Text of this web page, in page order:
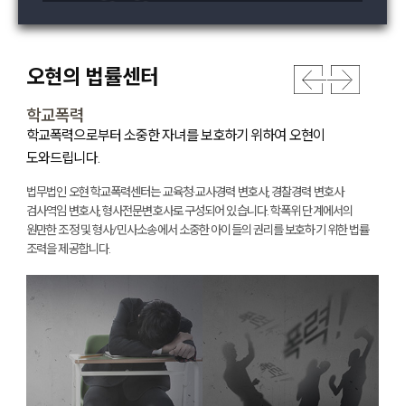
오현의 법률센터
학교폭력
학교폭력으로부터 소중한 자녀를 보호하기 위하여 오현이
도와드립니다.
법무법인 오현 학교폭력센터는 교육청·교사경력 변호사, 경찰경력 변호사
검사역임 변호사, 형사전문변호사로 구성되어 있습니다. 학폭위 단계에서의
원만한 조정 및 형사/민사소송에서 소중한 아이들의 권리를 보호하기 위한 법률
조력을 제공합니다.